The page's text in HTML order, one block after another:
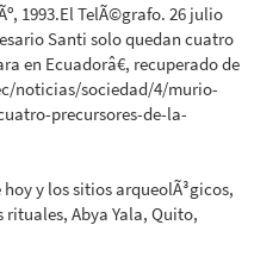
1993.El TelÃ©grafo. 26 julio
Santi solo quedan cuatro
en Ecuadorâ€, recuperado de
noticias/sociedad/4/murio-
precursores-de-la-
hoy y los sitios arqueolÃ³gicos,
Abya Yala, Quito,